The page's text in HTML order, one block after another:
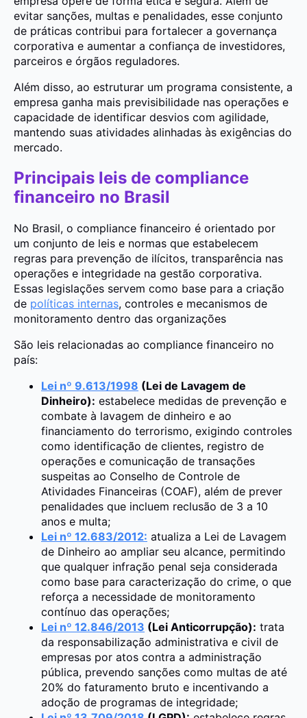
evitar sanções, multas e penalidades, esse conjunto
de práticas contribui para fortalecer a governança
corporativa e aumentar a confiança de investidores,
parceiros e órgãos reguladores.
Além disso, ao estruturar um programa consistente, a
empresa ganha mais previsibilidade nas operações e
capacidade de identificar desvios com agilidade,
mantendo suas atividades alinhadas às exigências do
mercado.
Principais leis de compliance
financeiro no Brasil
No Brasil, o compliance financeiro é orientado por
um conjunto de leis e normas que estabelecem
regras para prevenção de ilícitos, transparência nas
operações e integridade na gestão corporativa.
Essas legislações servem como base para a criação
de políticas internas, controles e mecanismos de
monitoramento dentro das organizações
São leis relacionadas ao compliance financeiro no
país:
Lei nº 9.613/1998 (Lei de Lavagem de
Dinheiro): estabelece medidas de prevenção e
combate à lavagem de dinheiro e ao
financiamento do terrorismo, exigindo controles
como identificação de clientes, registro de
operações e comunicação de transações
suspeitas ao Conselho de Controle de
Atividades Financeiras (COAF), além de prever
penalidades que incluem reclusão de 3 a 10
anos e multa;
Lei nº 12.683/2012: atualiza a Lei de Lavagem
de Dinheiro ao ampliar seu alcance, permitindo
que qualquer infração penal seja considerada
como base para caracterização do crime, o que
reforça a necessidade de monitoramento
contínuo das operações;
Lei nº 12.846/2013 (Lei Anticorrupção): trata
da responsabilização administrativa e civil de
empresas por atos contra a administração
pública, prevendo sanções como multas de até
20% do faturamento bruto e incentivando a
adoção de programas de integridade;